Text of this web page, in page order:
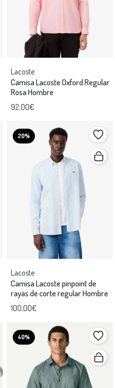
Lacoste
Camisa Lacoste Oxford Regular
Rosa Hombre
92,00€
20%
Lacoste
Camisa Lacoste pinpoint de
rayas de corte regular Hombre
100,00€
40%